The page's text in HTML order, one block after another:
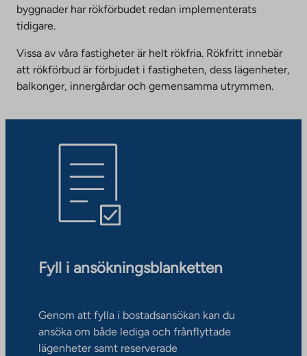
byggnader har rökförbudet redan implementerats
tidigare.
Vissa av våra fastigheter är helt rökfria. Rökfritt innebär
att rökförbud är förbjudet i fastigheten, dess lägenheter,
balkonger, innergårdar och gemensamma utrymmen.
Fyll i ansökningsblanketten
Genom att fylla i bostadsansökan kan du
ansöka om både lediga och frånflyttade
lägenheter samt reserverade